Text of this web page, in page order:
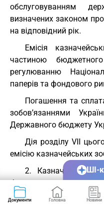
обслуговуванням
визначених законом
на відповідний рік.
Емісія
частиною
регулюванню
паперів та фондового
Погашення та
зобов’язаннями
Державного бюджету
Дія розділу VII
емісію казначейських
2. Казначейські
бути:
1)
Документи Головна Новини
ШІ-